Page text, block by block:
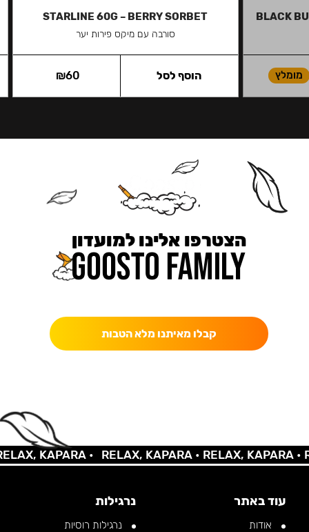
BLACK
מומלץ
STARLINE 60G – BERRY SORBET
סורבה עם מיקס פירות יער
₪60 הוסף לסל
הצטרפו אלינו למועדון
קבלו מאיתנו מלא הטבות
KAPARA • RELAX, KAPARA •RELAX, KAPARA •
עוד באתר
אודות
נרגילות
נרגילות רוסיות